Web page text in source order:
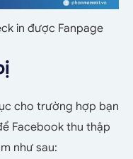
in được Fanpage
cho trường hợp bạn
Facebook thu thập
như sau: